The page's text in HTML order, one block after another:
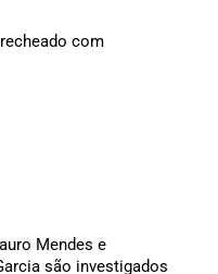
com
Mendes e
são investigados